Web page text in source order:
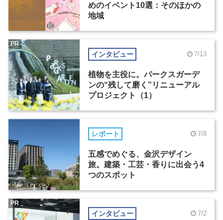
めのイベント10選：そのほかの
地域
インタビュー 7/13
植物を主役に。パークスガーデ
ンの“残して磨く”リニューアル
プロジェクト（1）
PR
レポート 7/8
五感でめぐる、金沢デザイン
旅。建築・工芸・香りに出会う4
つのスポット
インタビュー 7/2
PR